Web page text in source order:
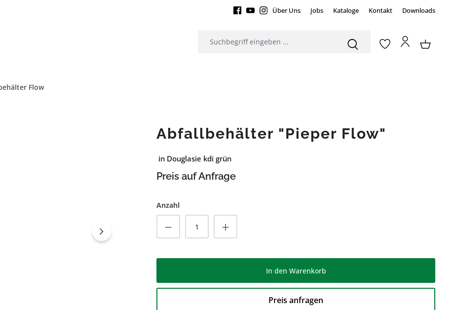
Über Uns Jobs Kataloge Kontakt Downloads
Flow
Abfallbehälter "Pieper Flow"
in Douglasie kdi grün
Preis auf Anfrage
Anzahl
Produkt Anzahl: Gib den gewünschten Wert ein
In den Warenkorb
Preis anfragen